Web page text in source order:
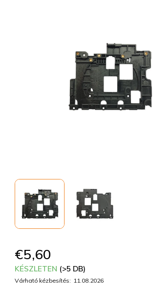
€5,60
KÉSZLETEN (>5 DB)
Várható kézbesítés: 11.08.2026